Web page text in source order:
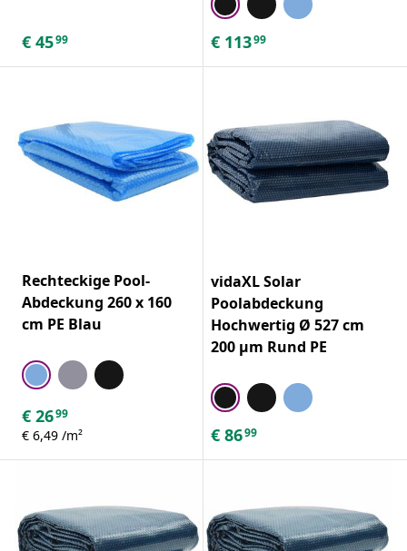
€ 4599 € 11399
Rechteckige Pool-
Abdeckung 260 x 160
cm PE Blau
€ 2699
€ 6,49 /m²
vidaXL Solar
Poolabdeckung
Hochwertig Ø 527 cm
200 μm Rund PE
€ 8699